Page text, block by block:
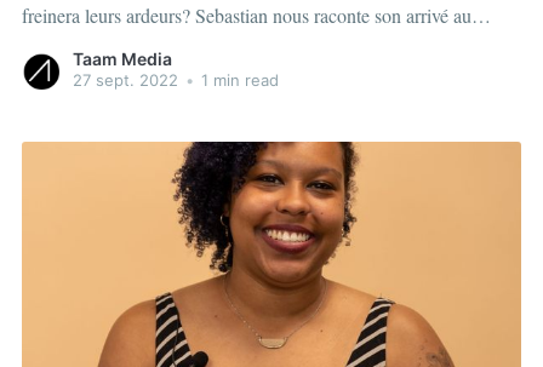
freinera leurs ardeurs? Sebastian nous raconte son arrivé au
tempête de neige pour passer les frontières entre
Taam Media
27 sept. 2022 • 1 min read